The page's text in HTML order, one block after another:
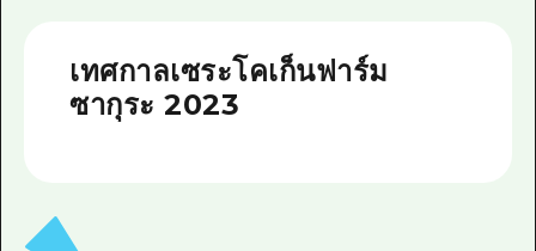
ข้อมูลการขนส่งระหว่างเกิดภัยพิบัติ
เทศกาลเซระโคเก็นฟาร์ม
ซากุระ 2023